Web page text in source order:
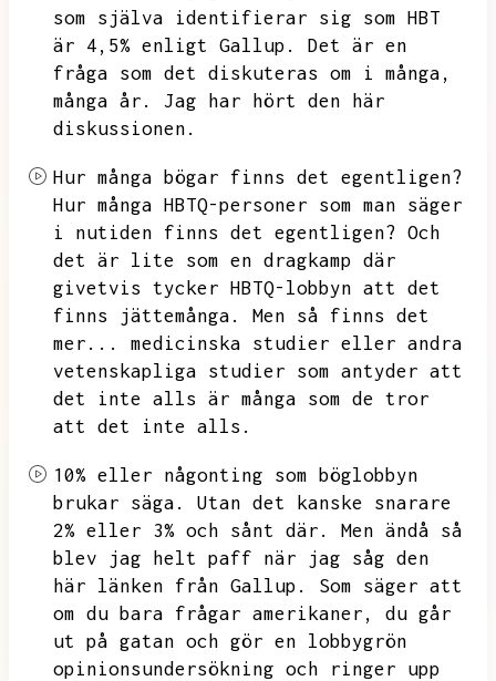
som själva identifierar sig som HBT
är 4,5% enligt Gallup.
Det är en
fråga som det diskuteras om i många,
många år.
Jag har hört den här
diskussionen.
Hur många bögar finns det egentligen?
Hur många HBTQ-personer som man säger
i nutiden finns det egentligen? Och
det är lite som en dragkamp där
givetvis tycker HBTQ-lobbyn att det
finns jättemånga.
Men så finns det
mer...
medicinska studier eller andra
vetenskapliga studier som antyder att
det inte alls är många som de tror
att det inte alls.
10% eller någonting som böglobbyn
brukar säga.
Utan det kanske snarare
2% eller 3% och sånt där.
Men ändå så
blev jag helt paff när jag såg den
här länken från Gallup.
Som säger att
om du bara frågar amerikaner,
du går
ut på gatan och gör en lobbygrön
opinionsundersökning och ringer upp